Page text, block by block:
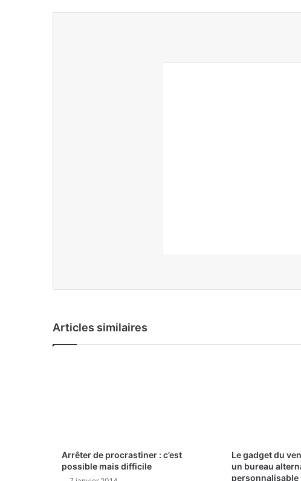
Articles similaires
Arrêter de procrastiner : c’est
possible mais difficile
Le gadget du
un bureau
personnalisable